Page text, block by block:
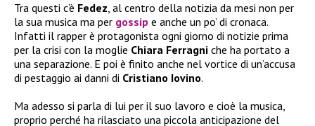
Tra questi c’è Fedez, al centro della notizia da mesi non per
la sua musica ma per gossip e anche un po’ di cronaca.
Infatti il rapper è protagonista ogni giorno di notizie prima
per la crisi con la moglie Chiara Ferragni che ha portato a
una separazione. E poi è finito anche nel vortice di un’accusa
di pestaggio ai danni di Cristiano Iovino.
Ma adesso si parla di lui per il suo lavoro e cioè la musica,
proprio perché ha rilasciato una piccola anticipazione del